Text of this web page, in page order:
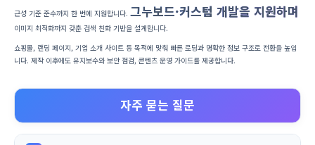
근성 기준 준수까지 한 번에 지원합니다. 그누보드·커스텀 개발을 지원하며
이미지 최적화까지 갖춘 검색 친화 기반을 설계합니다.
쇼핑몰, 랜딩 페이지, 기업 소개 사이트 등 목적에 맞춰 빠른 로딩과 명확한 정보 구조로 전환을 높입
니다. 제작 이후에도 유지보수와 보안 점검, 콘텐츠 운영 가이드를 제공합니다.
자주 묻는 질문